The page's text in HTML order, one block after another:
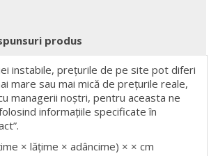
produs
instabile, prețurile de pe site pot diferi
mare sau mai mică de prețurile reale,
managerii noștri, pentru aceasta ne
informațiile specificate în
× lățime × adâncime) × × cm